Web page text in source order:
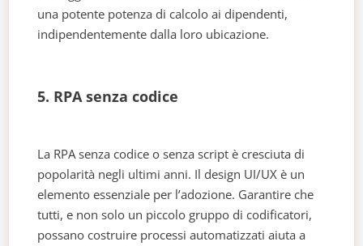
una potente potenza di calcolo ai dipendenti,
indipendentemente dalla loro ubicazione.
5. RPA senza codice
La RPA senza codice o senza script è cresciuta di
popolarità negli ultimi anni. Il design UI/UX è un
elemento essenziale per l’adozione. Garantire che
tutti, e non solo un piccolo gruppo di codificatori,
possano costruire processi automatizzati aiuta a